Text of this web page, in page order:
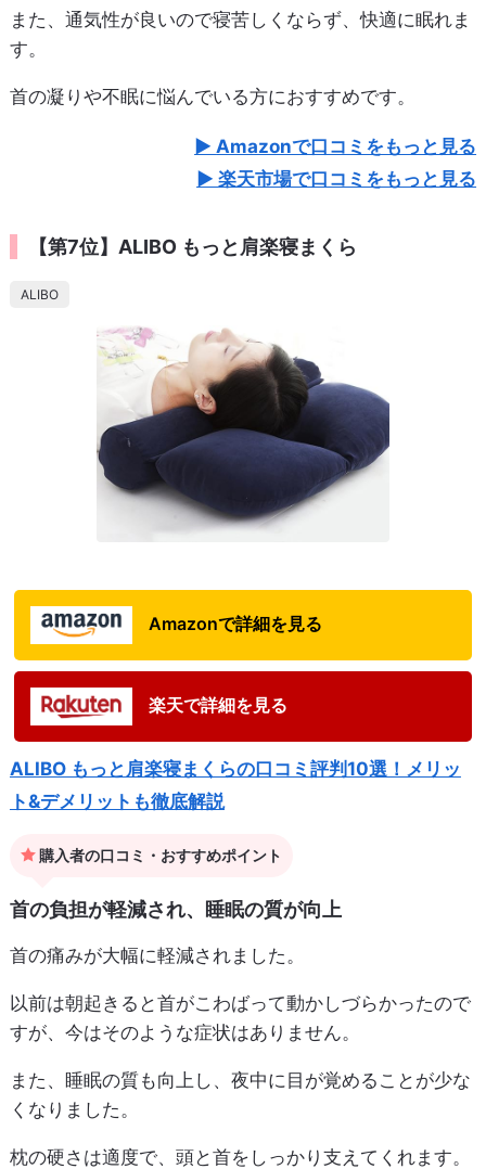
また、通気性が良いので寝苦しくならず、快適に眠れま
す。
首の凝りや不眠に悩んでいる方におすすめです。
Amazonで口コミをもっと見る
楽天市場で口コミをもっと見る
【第7位】ALIBO もっと肩楽寝まくら
ALIBO
Amazonで詳細を見る
楽天で詳細を見る
ALIBO もっと肩楽寝まくらの口コミ評判10選！メリッ
ト&デメリットも徹底解説
購入者の口コミ・おすすめポイント
首の負担が軽減され、睡眠の質が向上
首の痛みが大幅に軽減されました。
以前は朝起きると首がこわばって動かしづらかったので
すが、今はそのような症状はありません。
また、睡眠の質も向上し、夜中に目が覚めることが少な
くなりました。
枕の硬さは適度で、頭と首をしっかり支えてくれます。